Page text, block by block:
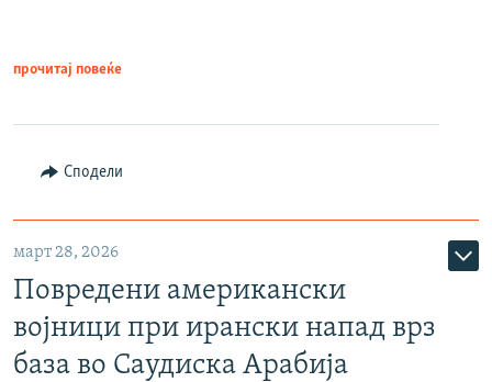
прочитај повеќе
Сподели
март 28, 2026
Повредени американски
војници при ирански напад врз
база во Саудиска Арабија